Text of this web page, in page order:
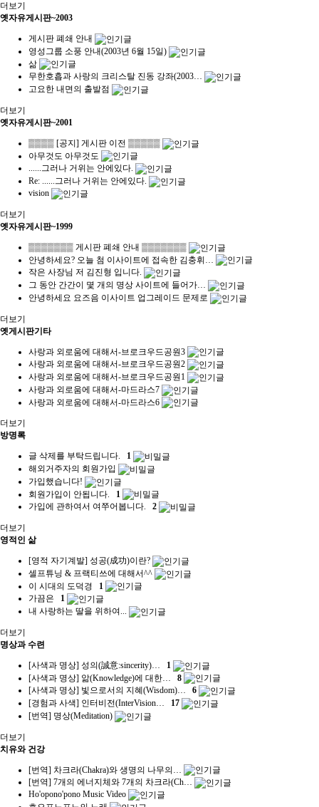
더보기
옛자유게시판~2003
게시판 폐쇄 안내
영성그룹 소풍 안내(2003년 6월 15일)
삶
무한호흡과 사랑의 크리스탈 진동 강좌(2003…
고요한 내면의 출발점
더보기
옛자유게시판~2001
▒▒▒▒ [공지] 게시판 이전 ▒▒▒▒▒
아무것도 아무것도
......그러나 거위는 안에있다.
Re: ......그러나 거위는 안에있다.
vision
더보기
옛자유게시판~1999
▒▒▒▒▒▒▒ 게시판 폐쇄 안내 ▒▒▒▒▒▒▒
안녕하세요? 오늘 첨 이사이트에 접속한 김충휘…
작은 사장님 저 김진형 입니다.
그 동안 간간이 몇 개의 명상 사이트에 들어가…
안녕하세요 요즈음 이사이트 업그레이드 문제로
더보기
옛게시판기타
사랑과 외로움에 대해서-브로크우드공원3
사랑과 외로움에 대해서-브로크우드공원2
사랑과 외로움에 대해서-브로크우드공원1
사랑과 외로움에 대해서-마드라스7
사랑과 외로움에 대해서-마드라스6
더보기
방명록
글 삭제를 부탁드립니다.
1
해외거주자의 회원가입
가입했습니다!
회원가입이 안됩니다.
1
가입에 관하여서 여쭈어봅니다.
2
더보기
영적인 삶
[영적 자기계발] 성공(成功)이란?
셀프튜닝 & 프랙티쓰에 대해서^^
이 시대의 도덕경
1
가끔은
1
내 사랑하는 딸을 위하여...
더보기
명상과 수련
[사색과 명상] 성의(誠意:sincerity)…
1
[사색과 명상] 앎(Knowledge)에 대한…
8
[사색과 명상] 빛으로서의 지혜(Wisdom)…
6
[경험과 사색] 인터비전(InterVision…
17
[번역] 명상(Meditation)
더보기
치유와 건강
[번역] 차크라(Chakra)와 생명의 나무의…
[번역] 7개의 에너지체와 7개의 차크라(Ch…
Ho'opono'pono Music Video